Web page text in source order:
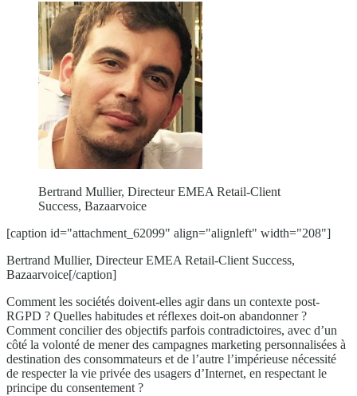
Bertrand Mullier, Directeur EMEA Retail-Client
Success, Bazaarvoice
[caption id="attachment_62099" align="alignleft" width="208"]
Bertrand Mullier, Directeur EMEA Retail-Client Success,
Bazaarvoice[/caption]
Comment les sociétés doivent-elles agir dans un contexte post-
RGPD ? Quelles habitudes et réflexes doit-on abandonner ?
Comment concilier des objectifs parfois contradictoires, avec d’un
côté la volonté de mener des campagnes marketing personnalisées à
destination des consommateurs et de l’autre l’impérieuse nécessité
de respecter la vie privée des usagers d’Internet, en respectant le
principe du consentement ?